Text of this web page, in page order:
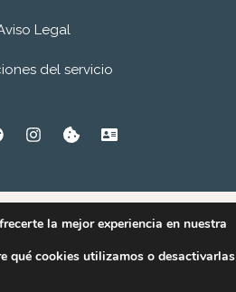
Legal
del servicio
Andrés Cuadrado.
la mejor experiencia en nuestra
qué cookies utilizamos o desactivarlas